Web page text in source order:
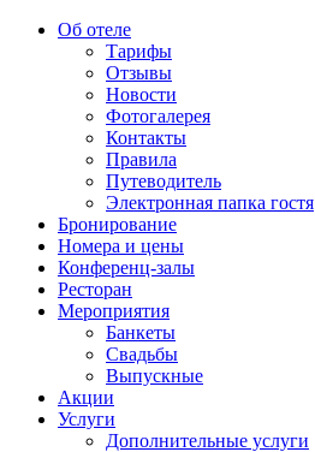
Об отеле
Тарифы
Отзывы
Новости
Фотогалерея
Контакты
Правила
Путеводитель
Электронная папка гостя
Бронирование
Номера и цены
Конференц-залы
Ресторан
Мероприятия
Банкеты
Свадьбы
Выпускные
Акции
Услуги
Дополнительные услуги